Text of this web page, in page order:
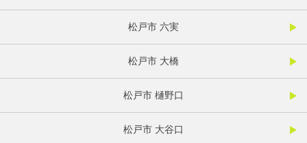
松戸市 六実
松戸市 大橋
松戸市 樋野口
松戸市 大谷口